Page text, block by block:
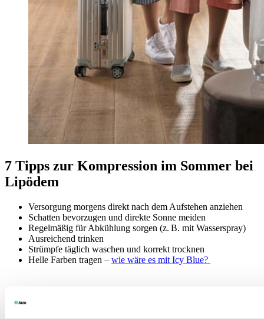
7 Tipps zur Kompression im Sommer bei
Lipödem
Versorgung morgens direkt nach dem Aufstehen anziehen
Schatten bevorzugen und direkte Sonne meiden
Regelmäßig für Abkühlung sorgen (z. B. mit Wasserspray)
Ausreichend trinken
Strümpfe täglich waschen und korrekt trocknen
Helle Farben tragen – wie wäre es mit Icy Blue?
Lassen Sie sich im Sanitätshaus individuell beraten, um die passende